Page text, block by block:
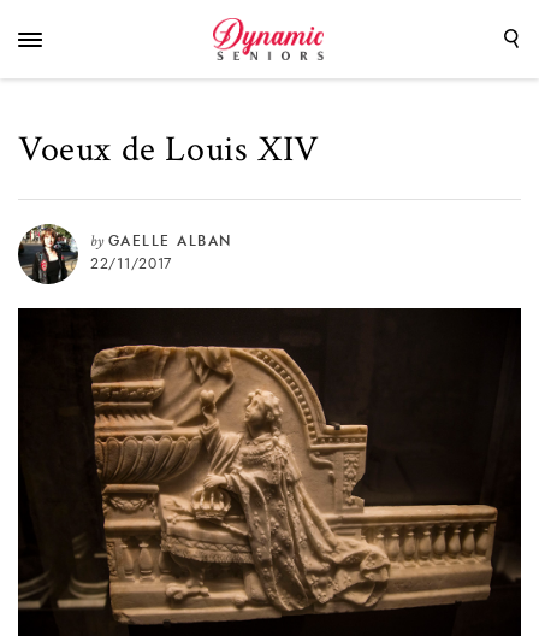
Voeux de Louis XIV
by GAELLE ALBAN
22/11/2017